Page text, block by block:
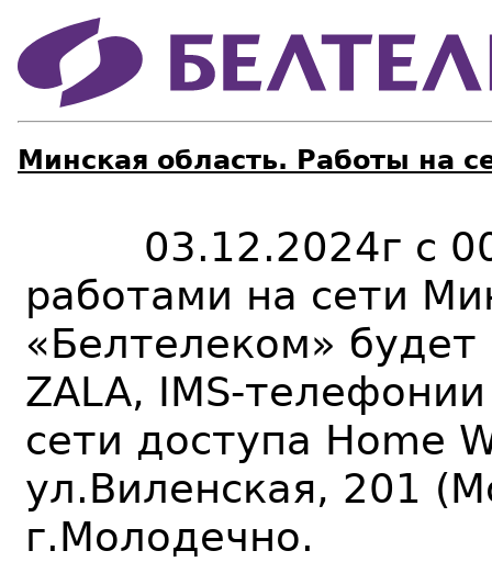
Минская область. Работы на
03.12.2024г с
работами на сети
«Белтелеком»
ZALA, IMS-
сети доступа Home
ул.Виленская, 201
г.Молодечно.